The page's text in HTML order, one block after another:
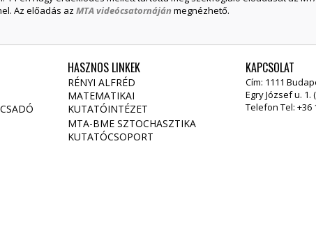
Az előadás az MTA videócsatornáján megnézhető.
HASZNOS LINKEK
RÉNYI ALFRÉD
MATEMATIKAI
KUTATÓINTÉZET
MTA-BME SZTOCHASZTIKA
KUTATÓCSOPORT
KAPCSOLAT
Cím: 1111
Egry József u. 1. (
Telefon Tel: +36